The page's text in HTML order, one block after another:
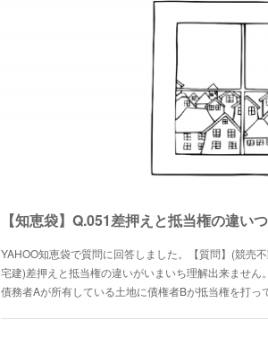
【知恵袋】Q.051差押えと抵当権の違い
YAHOO知恵袋で質問に回答しました。【質問】(競売
宅建)差押えと抵当権の違いがいまいち理解出来ません
債務者Aが所有している土地に債権者Bが抵当権を打っ